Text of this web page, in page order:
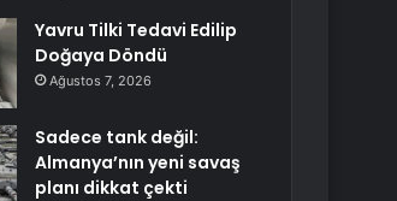
Yavru Tilki Tedavi Edilip
Doğaya Döndü
Ağustos 7, 2026
Sadece tank değil:
Almanya’nın yeni savaş
planı dikkat çekti